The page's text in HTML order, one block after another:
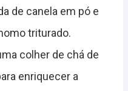
de canela em pó e
triturado.
colher de chá de
enriquecer a